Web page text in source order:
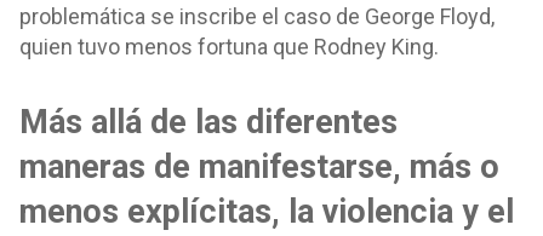
problemática se inscribe el caso de George Floyd,
quien tuvo menos fortuna que Rodney King.
Más allá de las diferentes
maneras de manifestarse, más o
menos explícitas, la violencia y el